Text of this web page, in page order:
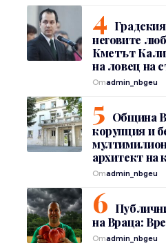
неговите
Кметът
на ловец на
Отadmin_nbgeu
Община
корупция и
архитект на
Отadmin_nbgeu
на Враца:
Отadmin_nbgeu